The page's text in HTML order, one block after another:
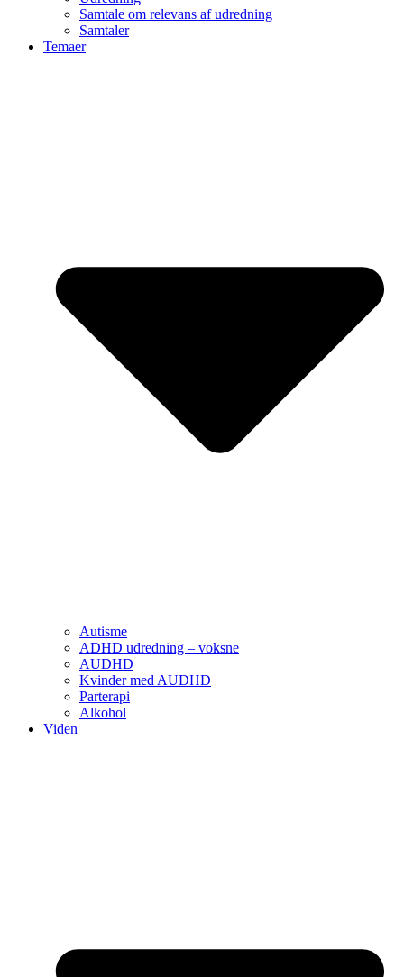
Samtale om relevans af udredning
Samtaler
Temaer
Autisme
ADHD udredning – voksne
AUDHD
Kvinder med AUDHD
Parterapi
Alkohol
Viden